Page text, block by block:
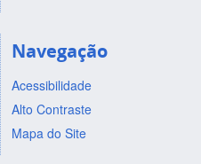
Navegação
Acessibilidade
Alto Contraste
Mapa do Site